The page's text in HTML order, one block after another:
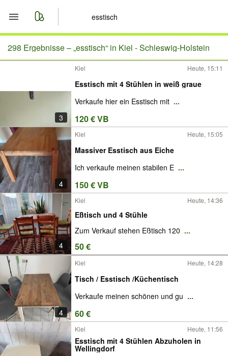
Start
Nachrichten
Anzeige aufgeben
298 Ergebnisse –„esstisch“ in Kiel - Schleswig-Holstein
3
Kiel Heute, 15:11
Esstisch mit 4 Stühlen in weiß graue
Verkaufe hier ein Esstisch mit ...
120 € VB
4
Kiel Heute, 15:05
Massiver Esstisch aus Eiche
Ich verkaufe meinen stabilen E ...
150 € VB
4
Kiel Heute, 14:36
Eßtisch und 4 Stühle
Zum Verkauf stehen Eßtisch 120 ...
50 €
4
Kiel Heute, 14:28
Tisch / Esstisch /Küchentisch
Verkaufe meinen schönen und gu ...
60 €
Kiel Heute, 11:56
Esstisch mit 4 Stühlen Abzuholen in
Wellingdorf